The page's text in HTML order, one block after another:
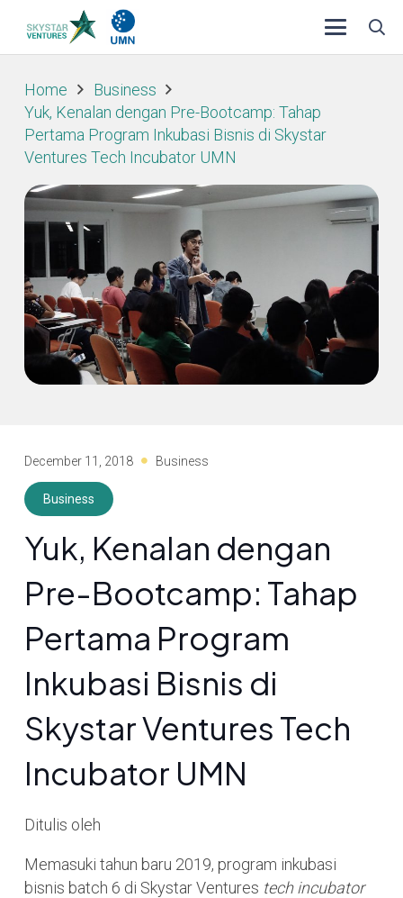
Home
Business
Yuk, Kenalan dengan Pre-Bootcamp: Tahap
Pertama Program Inkubasi Bisnis di Skystar
Ventures Tech Incubator UMN
December 11, 2018 Business
Business
Yuk, Kenalan dengan
Pre-Bootcamp: Tahap
Pertama Program
Inkubasi Bisnis di
Skystar Ventures Tech
Incubator UMN
Ditulis oleh
Memasuki tahun baru 2019, program inkubasi
bisnis batch 6 di Skystar Ventures tech incubator